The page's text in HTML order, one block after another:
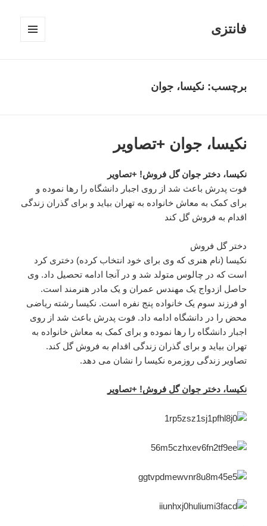
فانتزی
برچسب: نکیسا، جوان
نکیسا، جوان +تصاویر
نکیسا، دختر جوان گل فروش! +تصاویر
فوت پدرش باعث شد از روی اجبار دانشگاه را رها نموده و
برای کمک به معاش خانواده به تهران بیاید و برای گذران زندگی
اقدام به فروش گل کند
دختر گل فروش
نکیسا (نام هنری که وی برای خود انتخاب کرده) دختری کرد
است که در چالوس متولد شد و در آنجا ادامه تحصیل داد. وی
حاصل ازدواج یک مهندس عمران و یک مادر هنرمند است.
او فرزند سوم یک خانواده پنج نفره است. نکیسا رشته ریاضی
محض را در دانشگاه ادامه داد. فوت پدرش باعث شد از روی
اجبار دانشگاه را رها نموده و برای کمک به معاش خانواده به
تهران بیاید و برای گذران زندگی اقدام به فروش گل کند.
تصاویر زندگی روزمره نکیسا را نشان می دهد.
نکیسا، دختر جوان گل فروش! +تصاویر